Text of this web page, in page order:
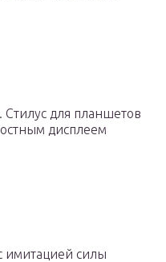
Стилус для планшетов
дисплеем
имитацией силы